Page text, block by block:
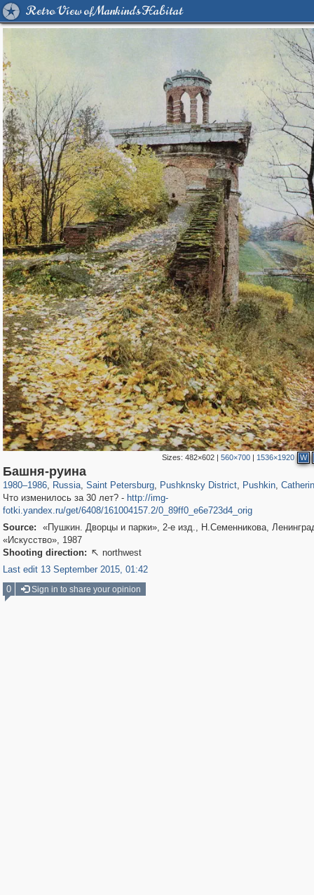
Retro View of Mankind's Habitat
Sizes:482×602 |560×700 | 1536×1920 W
Башня-руина
1980–1986, Russia
1,407,348
, Saint Petersburg
197,265
, Pushknsky District, Pushkin,
Что изменилось за 30 лет? - http://img-
fotki.yandex.ru/get/6408/161004157.2/0_89ff0_e6e723d4_orig
Source:
«Пушкин. Дворцы и парки», 2-е изд., Н.Семенникова,
«Искусство», 1987
Shooting direction:  northwest
Last edit 13 September 2015, 01:42
0
Sign in to share your opinion